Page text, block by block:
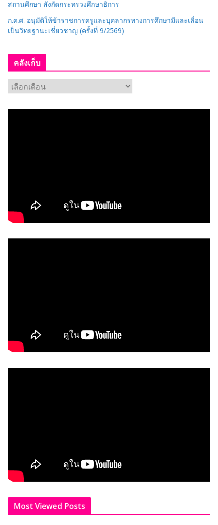
สถานศึกษา สังกัดกระทรวงศึกษาธิการ
ก.ค.ศ. อนุมัติให้ข้าราชการครูและบุคลากรทางการศึกษามีและเลื่อน
เป็นวิทยฐานะเชี่ยวชาญ (ครั้งที่ 9/2569)
คลังเก็บ
ลั
ง
Most Viewed Posts